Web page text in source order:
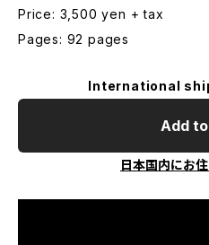
Price: 3,500 yen + tax
Pages: 92 pages
International
Add
日本国内にお